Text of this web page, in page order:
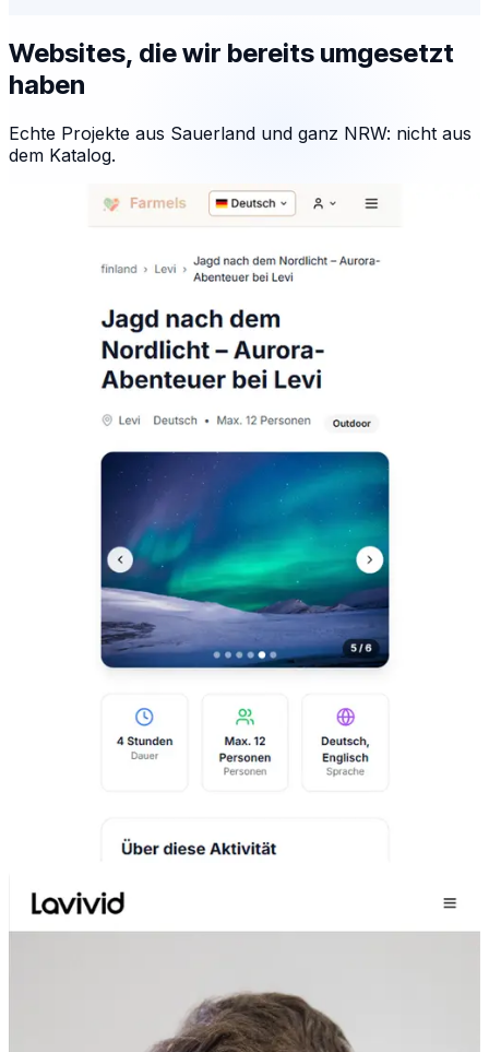
Websites, die wir bereits umgesetzt
haben
Echte Projekte aus Sauerland und ganz NRW: nicht aus
dem Katalog.